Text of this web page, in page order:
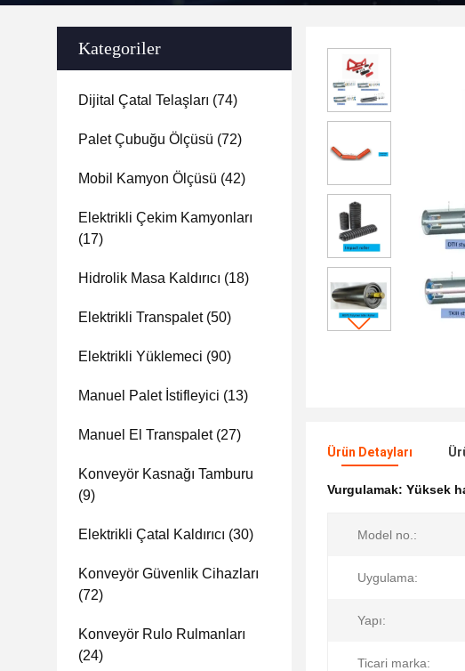
Kategoriler
Dijital Çatal Telaşları (74)
Palet Çubuğu Ölçüsü (72)
Mobil Kamyon Ölçüsü (42)
Elektrikli Çekim Kamyonları
(17)
Hidrolik Masa Kaldırıcı (18)
Elektrikli Transpalet(50)
Elektrikli Yüklemeci (90)
Manuel Palet İstifleyici (13)
Manuel El Transpalet(27)
Konveyör Kasnağı Tamburu
(9)
Elektrikli Çatal Kaldırıcı (30)
Konveyör Güvenlik Cihazları
(72)
Konveyör Rulo Rulmanları
(24)
Ürün Detayları
Vurgulamak: Yüksek
Model no.:
Uygulama:
Yapı:
Ticari marka: